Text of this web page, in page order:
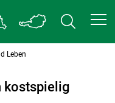
Leben
kostspielig